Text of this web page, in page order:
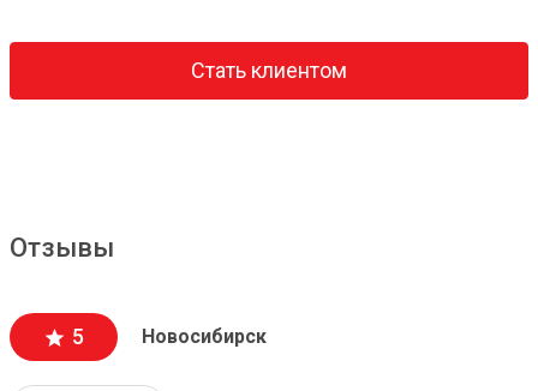
Стать клиентом
Отзывы
5 Новосибирск